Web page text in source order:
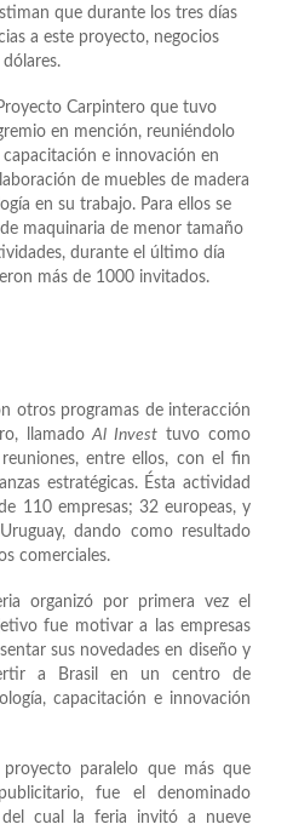
que durante los tres días
a este proyecto, negocios
Carpintero que tuvo
en mención, reuniéndolo
e innovación en
de muebles de madera
en su trabajo. Para ellos se
maquinaria de menor tamaño
durante el último día
más de 1000 invitados.
otros programas de interacción
llamadoAl Invest tuvo como
entre ellos, con el fin
estratégicas. Ésta actividad
110 empresas; 32 europeas, y
dando como resultado
comerciales.
organizó por primera vez el
fue motivar a las empresas
sus novedades en diseño y
a Brasil en un centro de
capacitación e innovación
paralelo que más que
fue el denominado
cual la feria invitó a nueve